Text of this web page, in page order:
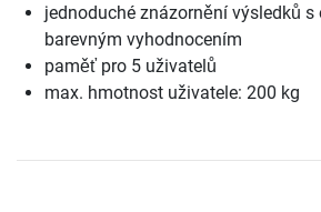
jednoduché znázornění výsledků
barevným vyhodnocením
paměť pro 5 uživatelů
max. hmotnost uživatele: 200 kg